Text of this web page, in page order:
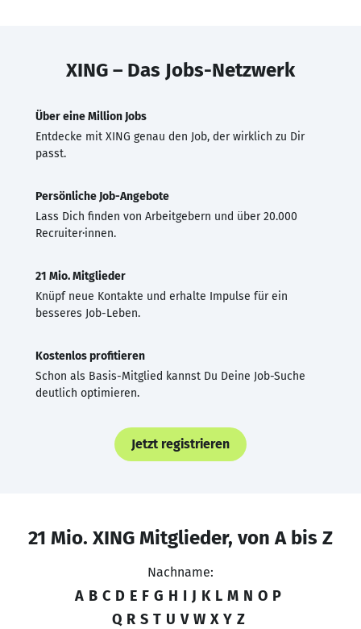
XING – Das Jobs-Netzwerk
Über eine Million Jobs
Entdecke mit XING genau den Job, der wirklich zu Dir
passt.
Persönliche Job-Angebote
Lass Dich finden von Arbeitgebern und über 20.000
Recruiter·innen.
21 Mio. Mitglieder
Knüpf neue Kontakte und erhalte Impulse für ein
besseres Job-Leben.
Kostenlos profitieren
Schon als Basis-Mitglied kannst Du Deine Job-Suche
deutlich optimieren.
Jetzt registrieren
21 Mio. XING Mitglieder, von A bis Z
Nachname:
A B C D E F G H I J K L M N O P
Q R S T U V W X Y Z